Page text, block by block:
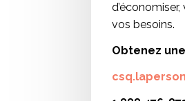
vos besoins.
Obtenez